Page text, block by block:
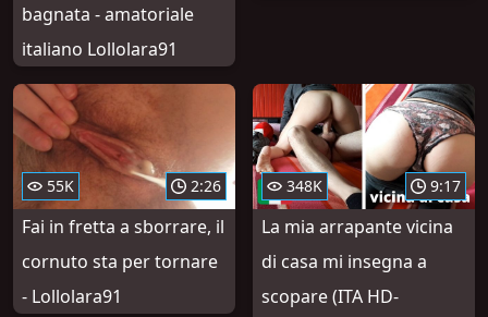
bagnata - amatoriale
italiano Lollolara91
55K 2:26
Fai in fretta a sborrare, il
cornuto sta per tornare
- Lollolara91
348K 9:17
La mia arrapante vicina
di casa mi insegna a
scopare (ITA HD-